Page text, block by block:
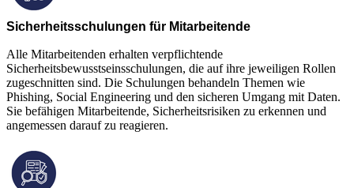
Sicherheitsschulungen für Mitarbeitende
Alle Mitarbeitenden erhalten verpflichtende
Sicherheitsbewusstseinsschulungen, die auf ihre jeweiligen Rollen
zugeschnitten sind. Die Schulungen behandeln Themen wie
Phishing, Social Engineering und den sicheren Umgang mit Daten.
Sie befähigen Mitarbeitende, Sicherheitsrisiken zu erkennen und
angemessen darauf zu reagieren.